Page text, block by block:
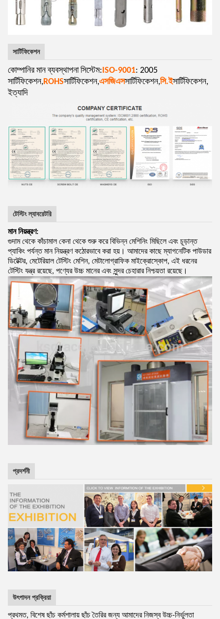
সার্টিফিকেশন
কোম্পানির মান ব্যবস্থাপনা সিস্টেম: ISO-9001: 2005
সার্টিফিকেশন,ROHSসার্টিফিকেশন,এসজিএসসার্টিফিকেশন,সি.ইসার্টিফিকেশন,
ইত্যাদি
টেস্টিং ল্যাবরেটরি
মান নিয়ন্ত্রণ:
গুদাম থেকে কাঁচামাল কেনা থেকে শুরু করে বিভিন্ন মেশিনিং মিছিলে এবং চূড়ান্ত
প্যাকিং পর্যন্ত মান নিয়ন্ত্রণ কঠোরভাবে করা হয়। আমাদের কাছে ম্যাগনেটিক পাউডার
ডিটেক্টর, মেটেরিয়াল টেস্টিং মেশিন, মেটালোগ্রাফিক মাইক্রোস্কোপ, এই ধরনের
টেস্টিং যন্ত্র রয়েছে, পণ্যের উচ্চ মানের এবং সুন্দর চেহারার নিশ্চয়তা রয়েছে।
প্রদর্শনী
উৎপাদন প্রক্রিয়া
প্রথমত, বিশেষ ছাঁচ কর্মশালায় ছাঁচ তৈরির জন্য আমাদের নিজস্ব উচ্চ-নির্ভুলতা